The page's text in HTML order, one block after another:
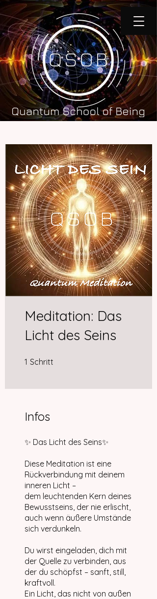
Meditation: Das
Licht des Seins
1 Schritt
Infos
✨ Das Licht des Seins✨
Diese Meditation ist eine
Rückverbindung mit deinem
inneren Licht –
dem leuchtenden Kern deines
Bewusstseins, der nie erlischt,
auch wenn äußere Umstände
sich verdunkeln.
Du wirst eingeladen, dich mit
der Quelle zu verbinden, aus
der du schöpfst – sanft, still,
kraftvoll.
Ein Licht, das nicht von außen